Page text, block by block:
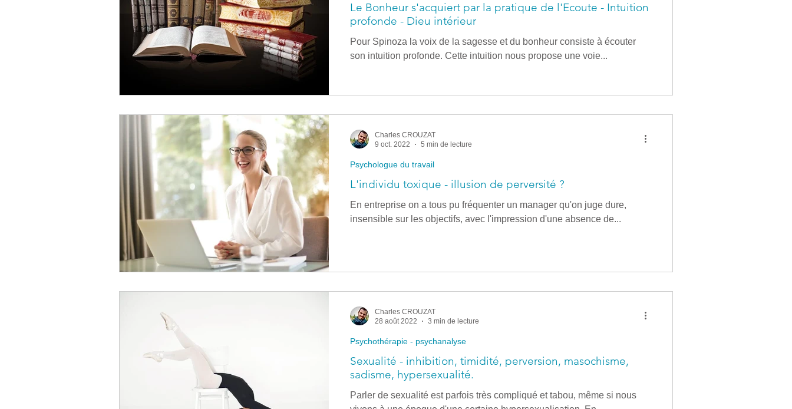
Le Bonheur s'acquiert par la pratique de l'Ecoute - Intuition
profonde - Dieu intérieur
Pour Spinoza la voix de la sagesse et du bonheur consiste à écouter
son intuition profonde. Cette intuition nous propose une voie...
L'individu toxique - illusion de perversité ?
En entreprise on a tous pu fréquenter un manager qu'on juge dure,
insensible sur les objectifs, avec l'impression d'une absence de...
Psychologue du travail
Charles CROUZAT
9 oct. 2022
5 min de lecture
Sexualité - inhibition, timidité, perversion, masochisme,
sadisme, hypersexualité.
Parler de sexualité est parfois très compliqué et tabou, même si nous
Psychothérapie - psychanalyse
Charles CROUZAT
28 août 2022
3 min de lecture